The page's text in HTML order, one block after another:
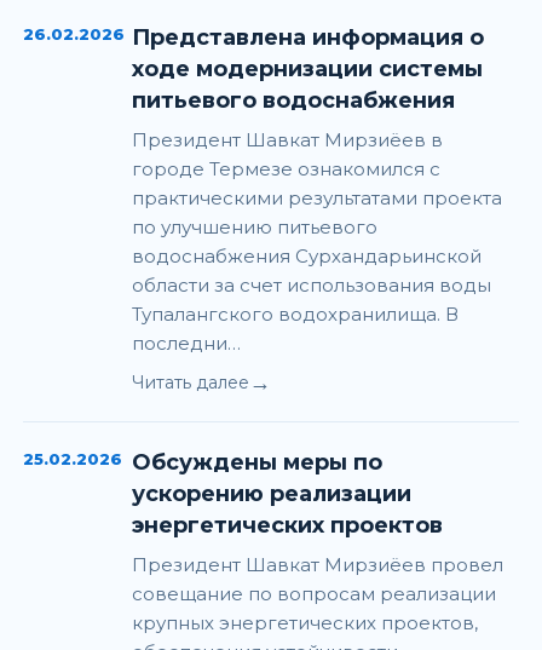
26.02.2026 Представлена информация о
ходе модернизации системы
питьевого водоснабжения
Президент Шавкат Мирзиёев в
городе Термезе ознакомился с
практическими результатами проекта
по улучшению питьевого
водоснабжения Сурхандарьинской
области за счет использования воды
Тупалангского водохранилища. В
последни…
Читать далее →
25.02.2026
Обсуждены меры по
ускорению реализации
энергетических проектов
Президент Шавкат Мирзиёев провел
совещание по вопросам реализации
крупных энергетических проектов,